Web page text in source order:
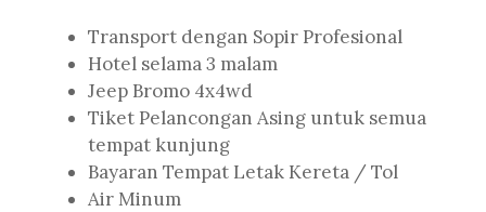
Transport dengan Sopir Profesional
Hotel selama 3 malam
Jeep Bromo 4x4wd
Tiket Pelancongan Asing untuk semua
tempat kunjung
Bayaran Tempat Letak Kereta / Tol
Air Minum